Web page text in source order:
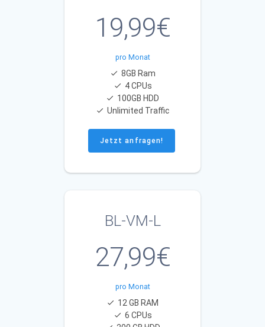
19,99€
pro Monat
8GB Ram
4 CPUs
100GB HDD
Unlimited Traffic
Jetzt anfragen!
BL-VM-L
27,99€
pro Monat
12 GB RAM
6 CPUs